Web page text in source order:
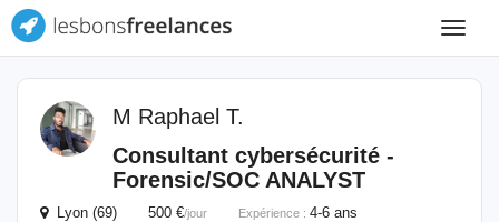
Toggle
M Raphael T.
Consultant cybersécurité -
Forensic/SOC ANALYST
Lyon (69) 500 €/jour Expérience : 4-6 ans